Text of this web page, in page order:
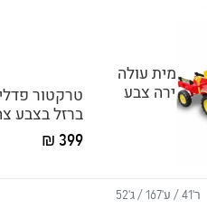
קדמית עולה
ועגלה מתחברת ו 2 כלי חפירה צבע
טרקטור
ברזל בצבע
399 ₪
ר'41 / ע'167 / ג'52